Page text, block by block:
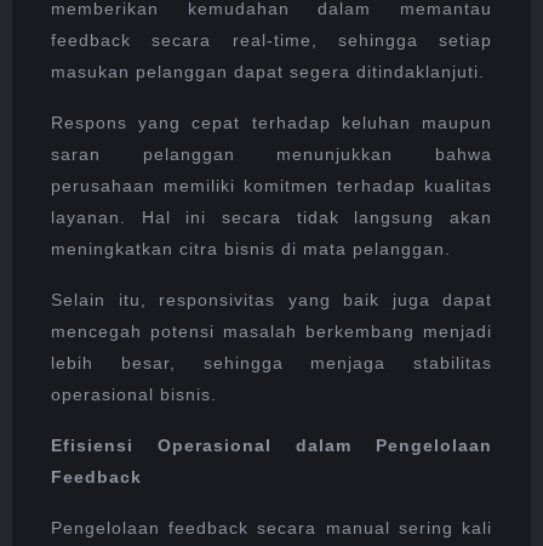
memberikan kemudahan dalam memantau
feedback secara real-time, sehingga setiap
masukan pelanggan dapat segera ditindaklanjuti.
Respons yang cepat terhadap keluhan maupun
saran pelanggan menunjukkan bahwa
perusahaan memiliki komitmen terhadap kualitas
layanan. Hal ini secara tidak langsung akan
meningkatkan citra bisnis di mata pelanggan.
Selain itu, responsivitas yang baik juga dapat
mencegah potensi masalah berkembang menjadi
lebih besar, sehingga menjaga stabilitas
operasional bisnis.
Efisiensi Operasional dalam Pengelolaan
Feedback
Pengelolaan feedback secara manual sering kali